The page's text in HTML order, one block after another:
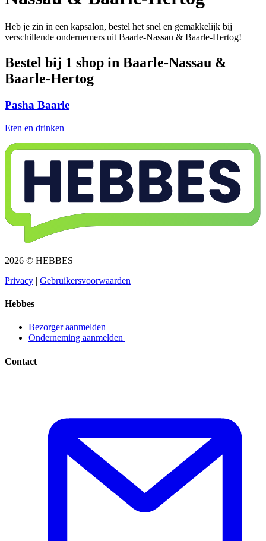
Heb je zin in een kapsalon, bestel het snel en gemakkelijk bij
verschillende ondernemers uit Baarle-Nassau & Baarle-Hertog!
Bestel bij 1 shop in Baarle-Nassau &
Baarle-Hertog
Pasha Baarle
Eten en drinken
2026 © HEBBES
Privacy​​​​‌ ‍ ​‍​‍‌‍ ‌ ​‍‌‍‍‌‌‍‌ ‌‍‍‌‌‍ ‍​‍​‍​ ‍‍​‍​‍‌ ​ ‌‍​‌‌‍ ‍‌‍‍‌‌ ‌​‌ ‍‌​‍ ‍‌‍‍‌‌‍ ​‍​‍​‍ ​​‍​‍‌‍‍​‌ ​‍‌‍‌‌‌‍‌‍​‍​‍​ ‍‍​‍​‍‌‍‍​‌ ‌​‌ ‌​‌ ​​​ ‍‍​‍ ​‍ ‌‍ ​‌‍ ‌‍​ ‌‍​‌‌‍ ​‌‍‍​‌‍ ‌ ​ ‌ ‌​​ ‍‍​ ​ ​ ​ ​ ​ ​ ​ ​‍ ‌‍‍‌‌‍ ‍‌ ‌​‌‍‌‌‌‍ ‍‌ ‌​​‍ ‌‍‌‌‌‍‌​‌‍‍‌‌ ‌​​‍ ‌‍ ‌‌‍ ‌‍‌​‌‍‌‌​ ‌‌ ​​‌ ​‍‌‍‌‌‌ ​ ‌‍‌‌‌‍ ‍‌ ‌​‌‍​‌‌ ‌​‌‍‍‌‌‍ ‌‍ ‍​ ‍ ‌‍‍‌‌‍‌​​ ‌‌‍‌ ‌‍ ​‌‍ ‌‍​‍‌‍​‌‌‍ ​​ ‍ ‌ ‌​‌ ‍‌‌ ​​‌‍‌‌​ ‌‌‍‌ ‌‍ ​‌‍ ‌‍​‍‌‍​‌‌‍ ​​ ‍ ‌ ​​‌‍​‌‌ ‌​‌‍‍​​ ‌‌‍‌‍‌‍ ‌‍ ‌ ‌​‌‍‌‌‌ ​‍​‍ ‍‌‍ ​‌‍‌‌‌‍‌ ‌‍​‌‌‍ ​​‍‌‌​ ‌‌‌​​‍‌‌ ‌‍‍ ‌‍‌‌‌ ‍‌​‍‌‌​ ​ ‌​‌​​‍‌‌​ ​ ‌​‌​​‍‌‌​ ​‍​ ​‍​ ​‌​ ‍​‌‍‌‌​ ‌‍‌‍‌​‌‍‌‌‌‍‌‌​ ‌‍​ ​ ​ ‍‌​ ‌‌​ ‌​​‍‌‌​ ​‍​ ​‍​‍‌‌​ ‌‌‌​‌​​‍ ‍‌‍ ​‌‍​‌‌‍​‍‌‍‌‌‌‍ ​​ ‌‍​‍‌‍​‌‌ ​ ‌‍‌‌‌‌‌‌‌ ​‍‌‍ ​​ ‌‌‍‍​‌ ‌​‌ ‌​‌ ​​​‍‌‌​ ​ ‌​​‌​‍‌‌​ ​‍‌​‌‍​‍‌‌​ ​‍‌​‌‍‌‍ ​‌‍ ‌‍​ ‌‍​‌‌‍ ​‌‍‍​‌‍ ‌ ​ ‌ ‌​​‍‌‌​ ​ ‌​​‌​ ​ ​ ​ ​ ​ ​ ​ ​‍‌‍‌‍‍‌‌‍‌​​ ‌‌‍‌ ‌‍ ​‌‍ ‌‍​‍‌‍​‌‌‍ ​​‍‌‍‌ ‌​‌ ‍‌‌ ​​‌‍‌‌​ ‌‌‍‌ ‌‍ ​‌‍ ‌‍​‍‌‍​‌‌‍ ​​‍‌‍‌ ​​‌‍​‌‌ ‌​‌‍‍​​ ‌‌‍‌‍‌‍ ‌‍ ‌ ‌​‌‍‌‌‌ ​‍​‍ ‍‌‍ ​‌‍‌‌‌‍‌ ‌‍​‌‌‍ ​​‍‌‌​ ‌‌‌​​‍‌‌ ‌‍‍ ‌‍‌‌‌ ‍‌​‍‌‌​ ​ ‌​‌​​‍‌‌​ ​ ‌​‌​​‍‌‌​ ​‍​ ​‍​ ​‌​ ‍​‌‍‌‌​ ‌‍‌‍‌​‌‍‌‌‌‍‌‌​ ‌‍​ ​ ​ ‍‌​ ‌‌​ ‌​​‍‌‌​ ​‍​ ​‍​‍‌‌​ ‌‌‌​‌​​‍ ‍‌‍ ​‌‍​‌‌‍​‍‌‍‌‌‌‍ ​​‍‌‍‌ ​​‌‍‌‌‌ ​‍‌ ​ ‌ ​​‌‍‌‌‌‍​ ‌ ‌​‌‍‍‌‌ ‌‍‌‍‌‌​ ‌‌ ​​‌ ‌‌‌‍​‍‌‍ ​‌‍‍‌‌ ​ ‌‍‍​‌‍‌‌‌‍‌​​‍​‍‌ ‌ | Gebruikersvoorwaarden​​​​‌ ‍ ​‍​‍‌‍ ‌ ​‍‌‍‍‌‌‍‌ ‌‍‍‌‌‍ ‍​‍​‍​ ‍‍​‍​‍‌ ​ ‌‍​‌‌‍ ‍‌‍‍‌‌ ‌​‌ ‍‌​‍ ‍‌‍‍‌‌‍ ​‍​‍​‍ ​​‍​‍‌‍‍​‌ ​‍‌‍‌‌‌‍‌‍​‍​‍​ ‍‍​‍​‍‌‍‍​‌ ‌​‌ ‌​‌ ​​​ ‍‍​‍ ​‍ ‌‍ ​‌‍ ‌‍​ ‌‍​‌‌‍ ​‌‍‍​‌‍ ‌ ​ ‌ ‌​​ ‍‍​ ​ ​ ​ ​ ​ ​ ​ ​‍ ‌‍‍‌‌‍ ‍‌ ‌​‌‍‌‌‌‍ ‍‌ ‌​​‍ ‌‍‌‌‌‍‌​‌‍‍‌‌ ‌​​‍ ‌‍ ‌‌‍ ‌‍‌​‌‍‌‌​ ‌‌ ​​‌ ​‍‌‍‌‌‌ ​ ‌‍‌‌‌‍ ‍‌ ‌​‌‍​‌‌ ‌​‌‍‍‌‌‍ ‌‍ ‍​ ‍ ‌‍‍‌‌‍‌​​ ‌‌‍‌ ‌‍ ​‌‍ ‌‍​‍‌‍​‌‌‍ ​​ ‍ ‌ ‌​‌ ‍‌‌ ​​‌‍‌‌​ ‌‌‍‌ ‌‍ ​‌‍ ‌‍​‍‌‍​‌‌‍ ​​ ‍ ‌ ​​‌‍​‌‌ ‌​‌‍‍​​ ‌‌‍‌‍‌‍ ‌‍ ‌ ‌​‌‍‌‌‌ ​‍​‍ ‍‌‍ ​‌‍‌‌‌‍‌ ‌‍​‌‌‍ ​​‍‌‌​ ‌‌‌​​‍‌‌ ‌‍‍ ‌‍‌‌‌ ‍‌​‍‌‌​ ​ ‌​‌​​‍‌‌​ ​ ‌​‌​​‍‌‌​ ​‍​ ​‍​ ​​‌‍​ ‌‍‌‍​ ‌‍​ ‌​‌‍‌​​ ​ ‌‍‌‌​ ​ ​ ​‌​ ‍‌​ ​‍​‍‌‌​ ​‍​ ​‍​‍‌‌​ ‌‌‌​‌​​‍ ‍‌‍ ​‌‍​‌‌‍​‍‌‍‌‌‌‍ ​​ ‌‍​‍‌‍​‌‌ ​ ‌‍‌‌‌‌‌‌‌ ​‍‌‍ ​​ ‌‌‍‍​‌ ‌​‌ ‌​‌ ​​​‍‌‌​ ​ ‌​​‌​‍‌‌​ ​‍‌​‌‍​‍‌‌​ ​‍‌​‌‍‌‍ ​‌‍ ‌‍​ ‌‍​‌‌‍ ​‌‍‍​‌‍ ‌ ​ ‌ ‌​​‍‌‌​ ​ ‌​​‌​ ​ ​ ​ ​ ​ ​ ​ ​‍‌‍‌‍‍‌‌‍‌​​ ‌‌‍‌ ‌‍ ​‌‍ ‌‍​‍‌‍​‌‌‍ ​​‍‌‍‌ ‌​‌ ‍‌‌ ​​‌‍‌‌​ ‌‌‍‌ ‌‍ ​‌‍ ‌‍​‍‌‍​‌‌‍ ​​‍‌‍‌ ​​‌‍​‌‌ ‌​‌‍‍​​ ‌‌‍‌‍‌‍ ‌‍ ‌ ‌​‌‍‌‌‌ ​‍​‍ ‍‌‍ ​‌‍‌‌‌‍‌ ‌‍​‌‌‍ ​​‍‌‌​ ‌‌‌​​‍‌‌ ‌‍‍ ‌‍‌‌‌ ‍‌​‍‌‌​ ​ ‌​‌​​‍‌‌​ ​ ‌​‌​​‍‌‌​ ​‍​ ​‍​ ​​‌‍​ ‌‍‌‍​ ‌‍​ ‌​‌‍‌​​ ​ ‌‍‌‌​ ​ ​ ​‌​ ‍‌​ ​‍​‍‌‌​ ​‍​ ​‍​‍‌‌​ ‌‌‌​‌​​‍ ‍‌‍ ​‌‍​‌‌‍​‍‌‍‌‌‌‍ ​​‍‌‍‌ ​​‌‍‌‌‌ ​‍‌ ​ ‌ ​​‌‍‌‌‌‍​ ‌ ‌​‌‍‍‌‌ ‌‍‌‍‌‌​ ‌‌ ​​‌ ‌‌‌‍​‍‌‍ ​‌‍‍‌‌ ​ ‌‍‍​‌‍‌‌‌‍‌​​‍​‍‌ ‌
Hebbes
Bezorger aanmelden​​​​‌ ‍ ​‍​‍‌‍ ‌ ​‍‌‍‍‌‌‍‌ ‌‍‍‌‌‍ ‍​‍​‍​ ‍‍​‍​‍‌ ​ ‌‍​‌‌‍ ‍‌‍‍‌‌ ‌​‌ ‍‌​‍ ‍‌‍‍‌‌‍ ​‍​‍​‍ ​​‍​‍‌‍‍​‌ ​‍‌‍‌‌‌‍‌‍​‍​‍​ ‍‍​‍​‍‌‍‍​‌ ‌​‌ ‌​‌ ​​​ ‍‍​‍ ​‍ ‌‍ ​‌‍ ‌‍​ ‌‍​‌‌‍ ​‌‍‍​‌‍ ‌ ​ ‌ ‌​​ ‍‍​ ​ ​ ​ ​ ​ ​ ​ ​‍ ‌‍‍‌‌‍ ‍‌ ‌​‌‍‌‌‌‍ ‍‌ ‌​​‍ ‌‍‌‌‌‍‌​‌‍‍‌‌ ‌​​‍ ‌‍ ‌‌‍ ‌‍‌​‌‍‌‌​ ‌‌ ​​‌ ​‍‌‍‌‌‌ ​ ‌‍‌‌‌‍ ‍‌ ‌​‌‍​‌‌ ‌​‌‍‍‌‌‍ ‌‍ ‍​ ‍ ‌‍‍‌‌‍‌​​ ‌‌‍‌ ‌‍ ​‌‍ ‌‍​‍‌‍​‌‌‍ ​​ ‍ ‌ ‌​‌ ‍‌‌ ​​‌‍‌‌​ ‌‌‍‌ ‌‍ ​‌‍ ‌‍​‍‌‍​‌‌‍ ​​ ‍ ‌ ​​‌‍​‌‌ ‌​‌‍‍​​ ‌‌‍‌‍‌‍ ‌‍ ‌ ‌​‌‍‌‌‌ ​‍​‍ ‍‌ ​​‌‍​‌‌‍‌ ‌‍‌‌‌ ​ ​‍‌‌​ ‌‌‌​​‍‌‌ ‌‍‍ ‌‍‌‌‌ ‍‌​‍‌‌​ ​ ‌​‌​​‍‌‌​ ​ ‌​‌​​‍‌‌​ ​‍​ ​‍​ ‌ ​ ​‌‌‍​‍‌‍​ ​ ‌‌​ ‌ ​ ​‌​ ​‍​ ‌​​ ​​‌‍‌‌​ ‍‌​‍‌‌​ ​‍​ ​‍​‍‌‌​ ‌‌‌​‌​​‍ ‍‌‍ ​‌‍​‌‌‍​‍‌‍‌‌‌‍ ​​ ‌‍​‍‌‍​‌‌ ​ ‌‍‌‌‌‌‌‌‌ ​‍‌‍ ​​ ‌‌‍‍​‌ ‌​‌ ‌​‌ ​​​‍‌‌​ ​ ‌​​‌​‍‌‌​ ​‍‌​‌‍​‍‌‌​ ​‍‌​‌‍‌‍ ​‌‍ ‌‍​ ‌‍​‌‌‍ ​‌‍‍​‌‍ ‌ ​ ‌ ‌​​‍‌‌​ ​ ‌​​‌​ ​ ​ ​ ​ ​ ​ ​ ​‍‌‍‌‍‍‌‌‍‌​​ ‌‌‍‌ ‌‍ ​‌‍ ‌‍​‍‌‍​‌‌‍ ​​‍‌‍‌ ‌​‌ ‍‌‌ ​​‌‍‌‌​ ‌‌‍‌ ‌‍ ​‌‍ ‌‍​‍‌‍​‌‌‍ ​​‍‌‍‌ ​​‌‍​‌‌ ‌​‌‍‍​​ ‌‌‍‌‍‌‍ ‌‍ ‌ ‌​‌‍‌‌‌ ​‍​‍ ‍‌ ​​‌‍​‌‌‍‌ ‌‍‌‌‌ ​ ​‍‌‌​ ‌‌‌​​‍‌‌ ‌‍‍ ‌‍‌‌‌ ‍‌​‍‌‌​ ​ ‌​‌​​‍‌‌​ ​ ‌​‌​​‍‌‌​ ​‍​ ​‍​ ‌ ​ ​‌‌‍​‍‌‍​ ​ ‌‌​ ‌ ​ ​‌​ ​‍​ ‌​​ ​​‌‍‌‌​ ‍‌​‍‌‌​ ​‍​ ​‍​‍‌‌​ ‌‌‌​‌​​‍ ‍‌‍ ​‌‍​‌‌‍​‍‌‍‌‌‌‍ ​​‍‌‍‌ ​​‌‍‌‌‌ ​‍‌ ​ ‌ ​​‌‍‌‌‌‍​ ‌ ‌​‌‍‍‌‌ ‌‍‌‍‌‌​ ‌‌ ​​‌ ‌‌‌‍​‍‌‍ ​‌‍‍‌‌ ​ ‌‍‍​‌‍‌‌‌‍‌​​‍​‍‌ ‌
Onderneming aanmelden ​​​​‌ ‍ ​‍​‍‌‍ ‌ ​‍‌‍‍‌‌‍‌ ‌‍‍‌‌‍ ‍​‍​‍​ ‍‍​‍​‍‌ ​ ‌‍​‌‌‍ ‍‌‍‍‌‌ ‌​‌ ‍‌​‍ ‍‌‍‍‌‌‍ ​‍​‍​‍ ​​‍​‍‌‍‍​‌ ​‍‌‍‌‌‌‍‌‍​‍​‍​ ‍‍​‍​‍‌‍‍​‌ ‌​‌ ‌​‌ ​​​ ‍‍​‍ ​‍ ‌‍ ​‌‍ ‌‍​ ‌‍​‌‌‍ ​‌‍‍​‌‍ ‌ ​ ‌ ‌​​ ‍‍​ ​ ​ ​ ​ ​ ​ ​ ​‍ ‌‍‍‌‌‍ ‍‌ ‌​‌‍‌‌‌‍ ‍‌ ‌​​‍ ‌‍‌‌‌‍‌​‌‍‍‌‌ ‌​​‍ ‌‍ ‌‌‍ ‌‍‌​‌‍‌‌​ ‌‌ ​​‌ ​‍‌‍‌‌‌ ​ ‌‍‌‌‌‍ ‍‌ ‌​‌‍​‌‌ ‌​‌‍‍‌‌‍ ‌‍ ‍​ ‍ ‌‍‍‌‌‍‌​​ ‌‌‍‌ ‌‍ ​‌‍ ‌‍​‍‌‍​‌‌‍ ​​ ‍ ‌ ‌​‌ ‍‌‌ ​​‌‍‌‌​ ‌‌‍‌ ‌‍ ​‌‍ ‌‍​‍‌‍​‌‌‍ ​​ ‍ ‌ ​​‌‍​‌‌ ‌​‌‍‍​​ ‌‌‍‌‍‌‍ ‌‍ ‌ ‌​‌‍‌‌‌ ​‍​‍ ‍‌ ​​‌‍​‌‌‍‌ ‌‍‌‌‌ ​ ​‍‌‌​ ‌‌‌​​‍‌‌ ‌‍‍ ‌‍‌‌‌ ‍‌​‍‌‌​ ​ ‌​‌​​‍‌‌​ ​ ‌​‌​​‍‌‌​ ​‍​ ​‍​ ‌ ​ ‌ ​ ‍‌​ ​ ​ ​‌‌‍​ ‌‍​‌​ ‌‍​ ​‌‌‍​‍​ ‌‍‌‍​ ​‍‌‌​ ​‍​ ​‍​‍‌‌​ ‌‌‌​‌​​‍ ‍‌‍ ​‌‍​‌‌‍​‍‌‍‌‌‌‍ ​​ ‌‍​‍‌‍​‌‌ ​ ‌‍‌‌‌‌‌‌‌ ​‍‌‍ ​​ ‌‌‍‍​‌ ‌​‌ ‌​‌ ​​​‍‌‌​ ​ ‌​​‌​‍‌‌​ ​‍‌​‌‍​‍‌‌​ ​‍‌​‌‍‌‍ ​‌‍ ‌‍​ ‌‍​‌‌‍ ​‌‍‍​‌‍ ‌ ​ ‌ ‌​​‍‌‌​ ​ ‌​​‌​ ​ ​ ​ ​ ​ ​ ​ ​‍‌‍‌‍‍‌‌‍‌​​ ‌‌‍‌ ‌‍ ​‌‍ ‌‍​‍‌‍​‌‌‍ ​​‍‌‍‌ ‌​‌ ‍‌‌ ​​‌‍‌‌​ ‌‌‍‌ ‌‍ ​‌‍ ‌‍​‍‌‍​‌‌‍ ​​‍‌‍‌ ​​‌‍​‌‌ ‌​‌‍‍​​ ‌‌‍‌‍‌‍ ‌‍ ‌ ‌​‌‍‌‌‌ ​‍​‍ ‍‌ ​​‌‍​‌‌‍‌ ‌‍‌‌‌ ​ ​‍‌‌​ ‌‌‌​​‍‌‌ ‌‍‍ ‌‍‌‌‌ ‍‌​‍‌‌​ ​ ‌​‌​​‍‌‌​ ​ ‌​‌​​‍‌‌​ ​‍​ ​‍​ ‌ ​ ‌ ​ ‍‌​ ​ ​ ​‌‌‍​ ‌‍​‌​ ‌‍​ ​‌‌‍​‍​ ‌‍‌‍​ ​‍‌‌​ ​‍​ ​‍​‍‌‌​ ‌‌‌​‌​​‍ ‍‌‍ ​‌‍​‌‌‍​‍‌‍‌‌‌‍ ​​‍‌‍‌ ​​‌‍‌‌‌ ​‍‌ ​ ‌ ​​‌‍‌‌‌‍​ ‌ ‌​‌‍‍‌‌ ‌‍‌‍‌‌​ ‌‌ ​​‌ ‌‌‌‍​‍‌‍ ​‌‍‍‌‌ ​ ‌‍‍​‌‍‌‌‌‍‌​​‍​‍‌ ‌
Contact